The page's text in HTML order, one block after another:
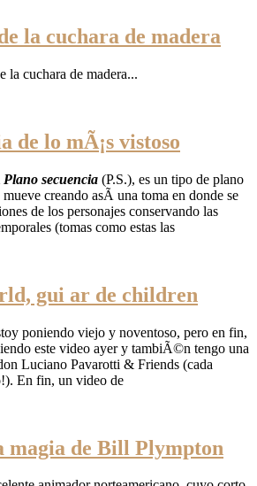
la cuchara de madera
la cuchara de madera...
de lo mÃ¡s vistoso
Plano secuencia (P.S.), es un tipo de plano
creando asÃ­ una toma en donde se
de los personajes conservando las
(tomas como estas las
gui ar de children
poniendo viejo y noventoso, pero en fin,
este video ayer y tambiÃ©n tengo una
Luciano Pavarotti & Friends (cada
En fin, un video de
magia de Bill Plympton